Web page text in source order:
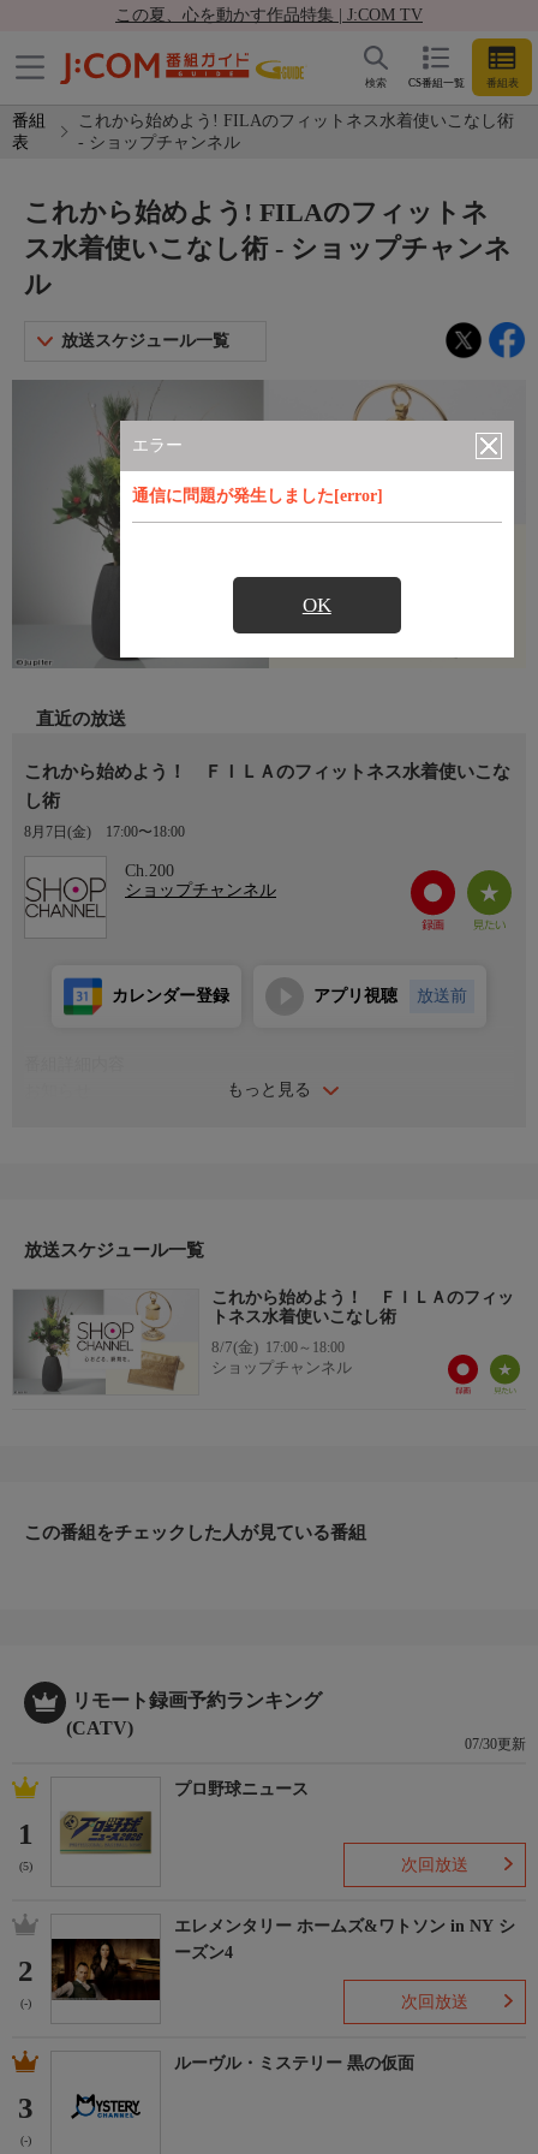
この夏、心を動かす作品特集 | J:COM TV
CS番組一覧 番組表
検索
番組
表
これから始めよう! FILAのフィットネス水着使いこなし術
- ショップチャンネル
エラー
通信に問題が発生しました[error]
OK
これから始めよう! FILAのフィットネ
ス水着使いこなし術 - ショップチャンネ
ル
放送スケジュール一覧
直近の放送
これから始めよう！ ＦＩＬＡのフィットネス水着使いこな
し術
8月7日(金) 17:00〜18:00
Ch.200
ショップチャンネル
もっと見る
カレンダー登録 アプリ視聴 放送前
ファッション、ビューティー、ホームグッズ、グルメなど、バイ
を生放送ならではの臨場感と一緒にお楽しみください。
＊ライブ放送につき、番組および商品内容に変更が生じる場合も
ございます。
放送スケジュール一覧
これから始めよう！ ＦＩＬＡのフィッ
トネス水着使いこなし術
8/7(金) 17:00～18:00
ショップチャンネル
この番組をチェックした人が見ている番組
リモート録画予約ランキング
(CATV)
07/30更新
1
(5)
プロ野球ニュース
次回放送
2
(-)
エレメンタリー ホームズ&ワトソン in NY シ
ーズン4
次回放送
3
(-)
ルーヴル・ミステリー 黒の仮面